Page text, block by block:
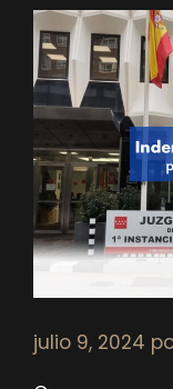
julio 9, 2024